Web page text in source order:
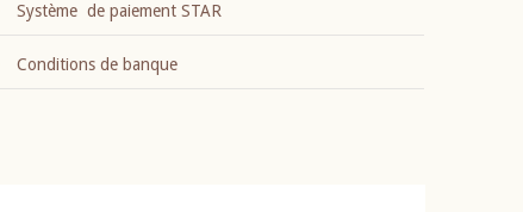
Système de paiement STAR
Conditions de banque